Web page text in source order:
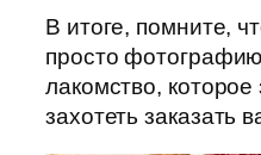
В итоге, помните,
просто
лакомство, которое
захотеть заказать